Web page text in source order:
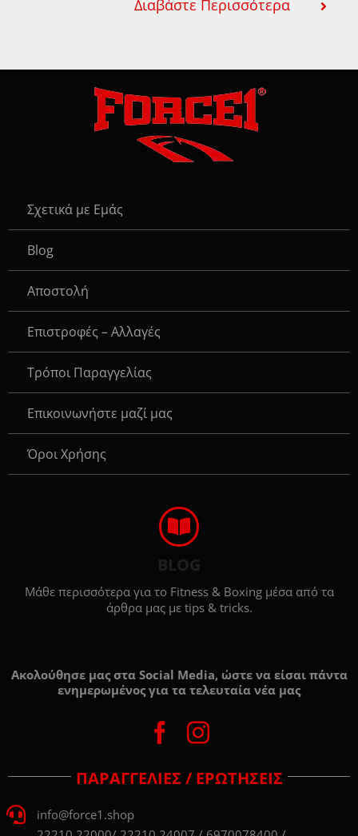
Διαβάστε Περισσότερα
Σχετικά με Εμάς
Blog
Αποστολή
Επιστροφές – Αλλαγές
Τρόποι Παραγγελίας
Eπικοινωνήστε μαζί μας
Όροι Χρήσης
BLOG
Μάθε περισσότερα για το Fitness & Boxing μέσα από τα
άρθρα μας με tips & tricks.
Ακολούθησε μας στα Social Media, ώστε να είσαι πάντα
ενημερωμένος για τα τελευταία νέα μας
ΠΑΡΑΓΓΕΛΙΕΣ / ΕΡΩΤΗΣΕΙΣ
info@force1.shop